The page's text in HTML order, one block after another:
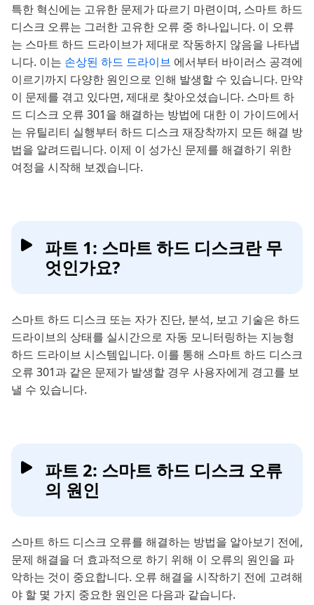
특한 혁신에는 고유한 문제가 따르기 마련이며, 스마트 하드
디스크 오류는 그러한 고유한 오류 중 하나입니다. 이 오류
는 스마트 하드 드라이브가 제대로 작동하지 않음을 나타냅
니다. 이는 손상된 하드 드라이브 에서부터 바이러스 공격에
이르기까지 다양한 원인으로 인해 발생할 수 있습니다. 만약
이 문제를 겪고 있다면, 제대로 찾아오셨습니다. 스마트 하
드 디스크 오류 301을 해결하는 방법에 대한 이 가이드에서
는 유틸리티 실행부터 하드 디스크 재장착까지 모든 해결 방
법을 알려드립니다. 이제 이 성가신 문제를 해결하기 위한
여정을 시작해 보겠습니다.
파트 1: 스마트 하드 디스크란 무
엇인가요?
스마트 하드 디스크 또는 자가 진단, 분석, 보고 기술은 하드
드라이브의 상태를 실시간으로 자동 모니터링하는 지능형
하드 드라이브 시스템입니다. 이를 통해 스마트 하드 디스크
오류 301과 같은 문제가 발생할 경우 사용자에게 경고를 보
낼 수 있습니다.
파트 2: 스마트 하드 디스크 오류
의 원인
스마트 하드 디스크 오류를 해결하는 방법을 알아보기 전에,
문제 해결을 더 효과적으로 하기 위해 이 오류의 원인을 파
악하는 것이 중요합니다. 오류 해결을 시작하기 전에 고려해
야 할 몇 가지 중요한 원인은 다음과 같습니다.